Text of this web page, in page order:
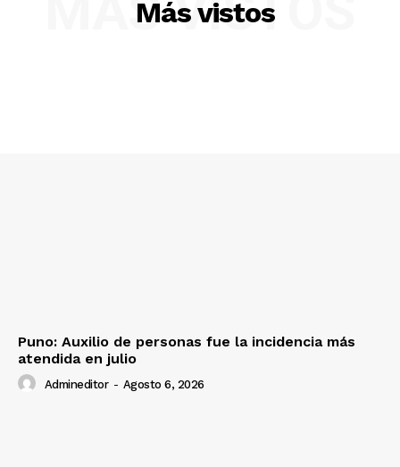
Más vistos
Puno: Auxilio de personas fue la incidencia más
atendida en julio
Admineditor - Agosto 6, 2026